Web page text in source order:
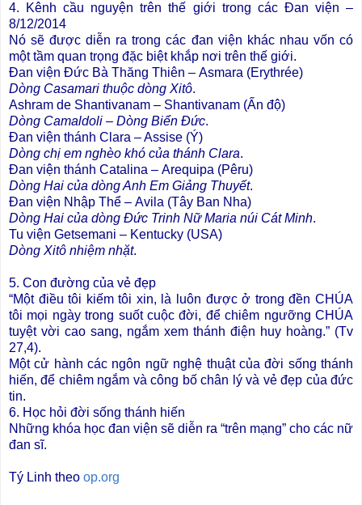
4. Kênh cầu nguyện trên thế giới trong các Đan viện –
8/12/2014
Nó sẽ được diễn ra trong các đan viện khác nhau vốn có
một tầm quan trọng đặc biệt khắp nơi trên thế giới.
Đan viện Đức Bà Thăng Thiên – Asmara (Erythrée)
Dòng Casamari thuộc dòng Xitô.
Ashram de Shantivanam – Shantivanam (Ấn độ)
Dòng Camaldoli – Dòng Biển Đức.
Đan viện thánh Clara – Assise (Ý)
Dòng chị em nghèo khó của thánh Clara.
Đan viện thánh Catalina – Arequipa (Pêru)
Dòng Hai của dòng Anh Em Giảng Thuyết.
Đan viện Nhập Thể – Avila (Tây Ban Nha)
Dòng Hai của dòng Đức Trinh Nữ Maria núi Cát Minh.
Tu viện Getsemani – Kentucky (USA)
Dòng Xitô nhiệm nhặt.
5. Con đường của vẻ đẹp
“Một điều tôi kiếm tôi xin, là luôn được ở trong đền CHÚA
tôi mọi ngày trong suốt cuộc đời, để chiêm ngưỡng CHÚA
tuyệt vời cao sang, ngắm xem thánh điện huy hoàng.” (Tv
27,4).
Một cử hành các ngôn ngữ nghệ thuật của đời sống thánh
hiến, để chiêm ngắm và công bố chân lý và vẻ đẹp của đức
tin.
6. Học hỏi đời sống thánh hiến
Những khóa học đan viện sẽ diễn ra “trên mạng” cho các nữ
đan sĩ.
Tý Linh theo op.org